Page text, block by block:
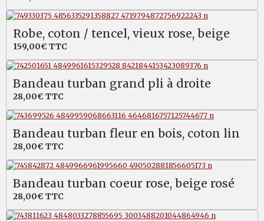
Robe, coton / tencel, vieux rose, beige
159,00€ TTC
Bandeau turban grand pli à droite
28,00€ TTC
Bandeau turban fleur en bois, coton lin
28,00€ TTC
Bandeau turban coeur rose, beige rosé
28,00€ TTC